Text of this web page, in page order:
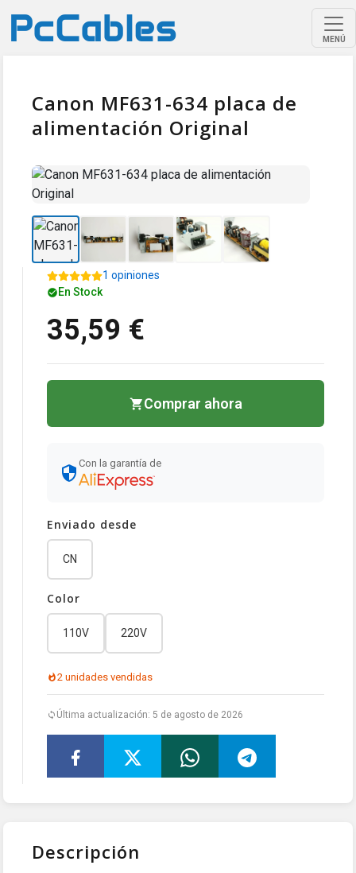
MENÚ
Canon MF631-634 placa de
alimentación Original
1 opiniones
En Stock
35,59 €
Comprar ahora
Con la garantía de
Enviado desde
CN
Color
110V 220V
2 unidades vendidas
Última actualización: 5 de agosto de 2026
Descripción